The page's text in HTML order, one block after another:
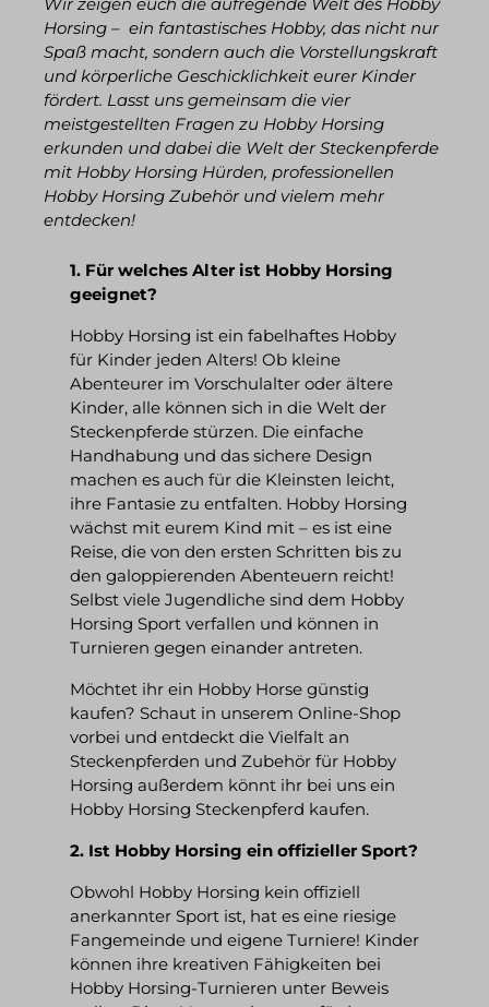
Horsing – ein fantastisches Hobby, das nicht nur
Spaß macht, sondern auch die Vorstellungskraft
und körperliche Geschicklichkeit eurer Kinder
fördert. Lasst uns gemeinsam die vier
meistgestellten Fragen zu Hobby Horsing
erkunden und dabei die Welt der Steckenpferde
mit Hobby Horsing Hürden, professionellen
Hobby Horsing Zubehör und vielem mehr
entdecken!
1. Für welches Alter ist Hobby Horsing
geeignet?
Hobby Horsing ist ein fabelhaftes Hobby
für Kinder jeden Alters! Ob kleine
Abenteurer im Vorschulalter oder ältere
Kinder, alle können sich in die Welt der
Steckenpferde stürzen. Die einfache
Handhabung und das sichere Design
machen es auch für die Kleinsten leicht,
ihre Fantasie zu entfalten. Hobby Horsing
wächst mit eurem Kind mit – es ist eine
Reise, die von den ersten Schritten bis zu
den galoppierenden Abenteuern reicht!
Selbst viele Jugendliche sind dem Hobby
Horsing Sport verfallen und können in
Turnieren gegen einander antreten.
Möchtet ihr ein Hobby Horse günstig
kaufen? Schaut in unserem Online-Shop
vorbei und entdeckt die Vielfalt an
Steckenpferden und Zubehör für Hobby
Horsing außerdem könnt ihr bei uns ein
Hobby Horsing Steckenpferd kaufen.
2. Ist Hobby Horsing ein offizieller Sport?
Obwohl Hobby Horsing kein offiziell
anerkannter Sport ist, hat es eine riesige
Fangemeinde und eigene Turniere! Kinder
können ihre kreativen Fähigkeiten bei
Hobby Horsing-Turnieren unter Beweis